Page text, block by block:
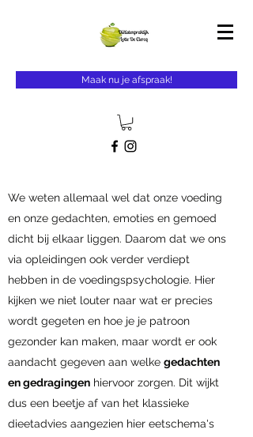
Maak nu je afspraak!
We weten allemaal wel dat onze voeding
en onze gedachten, emoties en gemoed
dicht bij elkaar liggen. Daarom dat we ons
via opleidingen ook verder verdiept
hebben in de voedingspsychologie. Hier
kijken we niet louter naar wat er precies
wordt gegeten en hoe je je patroon
gezonder kan maken, maar wordt er ook
aandacht gegeven aan welke gedachten
en gedragingen hiervoor zorgen. Dit wijkt
dus een beetje af van het klassieke
dieetadvies aangezien hier eetschema's